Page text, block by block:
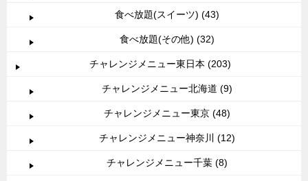
食べ放題(スイーツ) (43)
食べ放題(その他) (32)
チャレンジメニュー東日本 (203)
チャレンジメニュー北海道 (9)
チャレンジメニュー東京 (48)
チャレンジメニュー神奈川 (12)
チャレンジメニュー千葉 (8)